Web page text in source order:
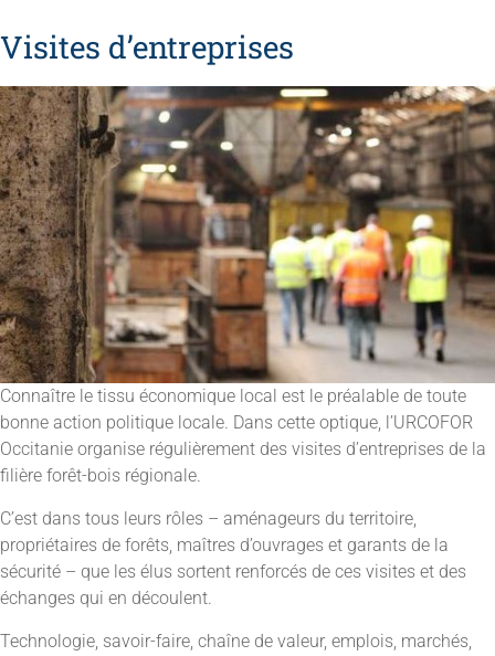
Visites d’entreprises
Connaître le tissu économique local est le préalable de toute
bonne action politique locale. Dans cette optique, l’URCOFOR
Occitanie organise régulièrement des visites d’entreprises de la
filière forêt-bois régionale.
C’est dans tous leurs rôles – aménageurs du territoire,
propriétaires de forêts, maîtres d’ouvrages et garants de la
sécurité – que les élus sortent renforcés de ces visites et des
échanges qui en découlent.
Technologie, savoir-faire, chaîne de valeur, emplois, marchés,